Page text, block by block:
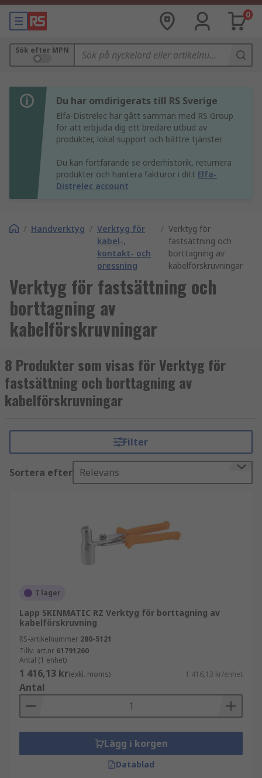
0
Sök efter MPN
Du har omdirigerats till RS Sverige
Elfa-Distrelec har gått samman med RS Group
för att erbjuda dig ett bredare utbud av
produkter, lokal support och bättre tjänster.
Du kan fortfarande se orderhistorik, returnera
produkter och hantera fakturor i ditt Elfa-
Distrelec account
/ Handverktyg / Verktyg för
kabel-,
kontakt- och
pressning
/ Verktyg för
fastsättning och
borttagning av
kabelförskruvningar
Verktyg för fastsättning och
borttagning av
kabelförskruvningar
8 Produkter som visas för Verktyg för
fastsättning och borttagning av
kabelförskruvningar
Filter
Sortera efter Relevans
I lager
Lapp SKINMATIC RZ Verktyg för borttagning av
kabelförskruvning
RS-artikelnummer 280-5121
Tillv. art.nr 61791260
Antal (1 enhet)
1 416,13 kr(exkl. moms) 1 416,13 kr/enhet
Antal
Lägg i korgen
Datablad